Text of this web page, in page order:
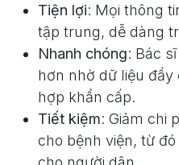
Tiện lợi: Mọi thông
tập trung, dễ dàng
Nhanh chóng: Bác
hơn nhờ dữ liệu
hợp khẩn cấp.
Tiết kiệm: Giảm chi
cho bệnh viện, từ